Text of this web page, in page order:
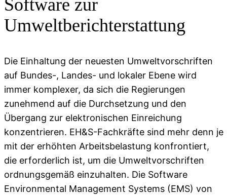
Software zur
Umweltberichterstattung
Die Einhaltung der neuesten Umweltvorschriften
auf Bundes-, Landes- und lokaler Ebene wird
immer komplexer, da sich die Regierungen
zunehmend auf die Durchsetzung und den
Übergang zur elektronischen Einreichung
konzentrieren. EH&S-Fachkräfte sind mehr denn je
mit der erhöhten Arbeitsbelastung konfrontiert,
die erforderlich ist, um die Umweltvorschriften
ordnungsgemäß einzuhalten. Die Software
Environmental Management Systems (EMS) von